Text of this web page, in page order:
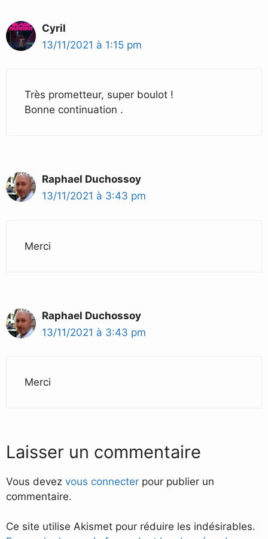
Cyril
13/11/2021 à 1:15 pm
Très prometteur, super boulot !
Bonne continuation .
Raphael Duchossoy
13/11/2021 à 3:43 pm
Merci
Raphael Duchossoy
13/11/2021 à 3:43 pm
Merci
Laisser un commentaire
Vous devez vous connecter pour publier un
commentaire.
Ce site utilise Akismet pour réduire les indésirables.